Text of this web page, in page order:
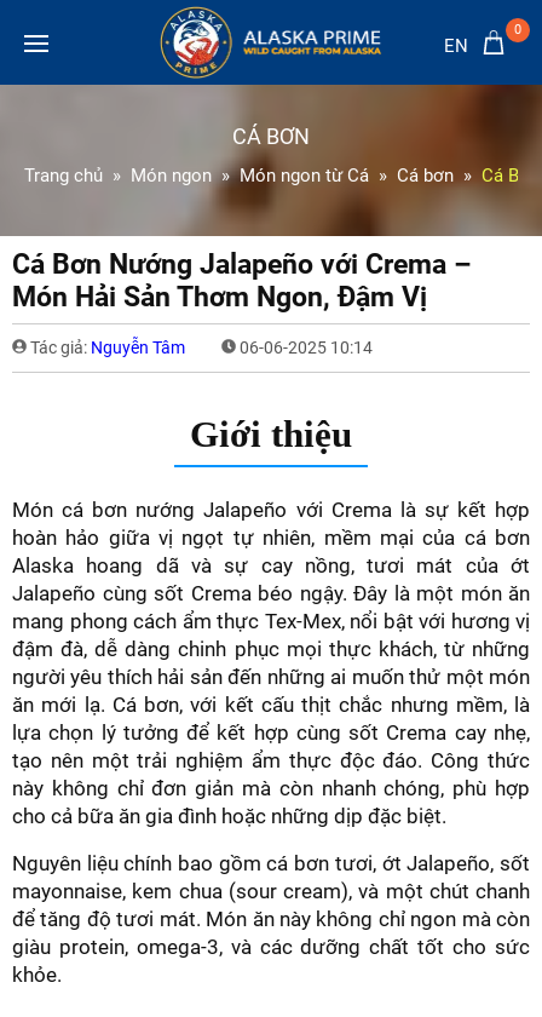
EN
0
CÁ BƠN
Trang chủ Món ngon Món ngon từ Cá Cá bơn Cá
Cá Bơn Nướng Jalapeño với Crema –
Món Hải Sản Thơm Ngon, Đậm Vị
Tác giả: Nguyễn Tâm 06-06-2025 10:14
Giới thiệu
Món cá bơn nướng Jalapeño với Crema là sự kết hợp
hoàn hảo giữa vị ngọt tự nhiên, mềm mại của cá bơn
Alaska hoang dã và sự cay nồng, tươi mát của ớt
Jalapeño cùng sốt Crema béo ngậy. Đây là một món ăn
mang phong cách ẩm thực Tex-Mex, nổi bật với hương vị
đậm đà, dễ dàng chinh phục mọi thực khách, từ những
người yêu thích hải sản đến những ai muốn thử một món
ăn mới lạ. Cá bơn, với kết cấu thịt chắc nhưng mềm, là
lựa chọn lý tưởng để kết hợp cùng sốt Crema cay nhẹ,
tạo nên một trải nghiệm ẩm thực độc đáo. Công thức
này không chỉ đơn giản mà còn nhanh chóng, phù hợp
cho cả bữa ăn gia đình hoặc những dịp đặc biệt.
Nguyên liệu chính bao gồm cá bơn tươi, ớt Jalapeño, sốt
mayonnaise, kem chua (sour cream), và một chút chanh
để tăng độ tươi mát. Món ăn này không chỉ ngon mà còn
giàu protein, omega-3, và các dưỡng chất tốt cho sức
khỏe.